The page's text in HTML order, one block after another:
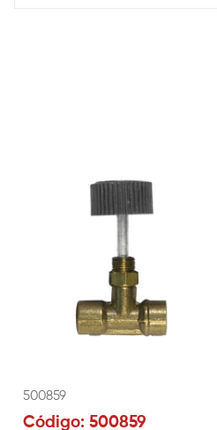
500859
Código: 500859